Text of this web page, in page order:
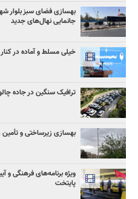
بهسازی فضای سبز بلوار
جانمایی نهال‌های جدید
خیلی مسلط و آماده در
ترافیک سنگین در جاده
بهسازی زیرساختی و
ویژه برنامه‌های فرهنگی و
پایتخت